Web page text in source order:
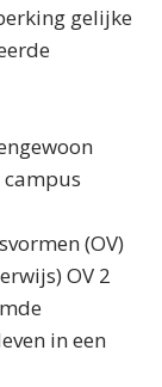
gelijke
campus
(OV)
OV 2
in een